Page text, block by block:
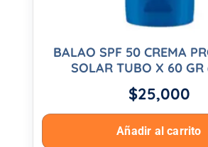
BALAO SPF 50 CREMA
SOLAR TUBO X 60 GR
$25,000
Añadir al carrito